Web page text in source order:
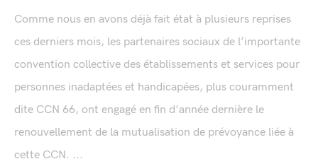
Comme nous en avons déjà fait état à plusieurs reprises
ces derniers mois, les partenaires sociaux de l’importante
convention collective des établissements et services pour
personnes inadaptées et handicapées, plus couramment
dite CCN 66, ont engagé en fin d'année dernière le
renouvellement de la mutualisation de prévoyance liée à
cette CCN. ...